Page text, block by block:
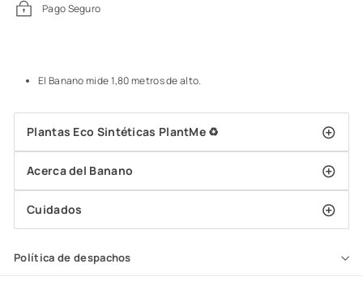
Pago Seguro
El Banano mide 1,80 metros de alto.
Plantas Eco Sintéticas PlantMe ♻️
Acerca del Banano
Cuidados
Política de despachos